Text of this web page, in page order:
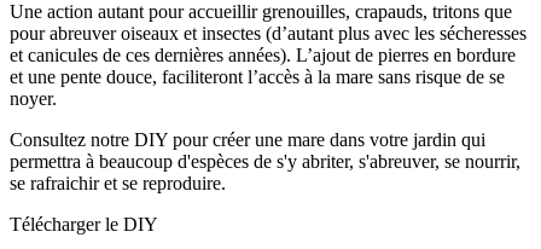
Une action autant pour accueillir grenouilles, crapauds, tritons que
pour abreuver oiseaux et insectes (d’autant plus avec les sécheresses
et canicules de ces dernières années). L’ajout de pierres en bordure
et une pente douce, faciliteront l’accès à la mare sans risque de se
noyer.
Consultez notre DIY pour créer une mare dans votre jardin qui
permettra à beaucoup d'espèces de s'y abriter, s'abreuver, se nourrir,
se rafraichir et se reproduire.
Télécharger le DIY